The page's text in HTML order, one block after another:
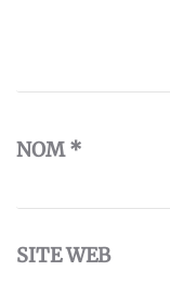
NOM*
SITE WEB